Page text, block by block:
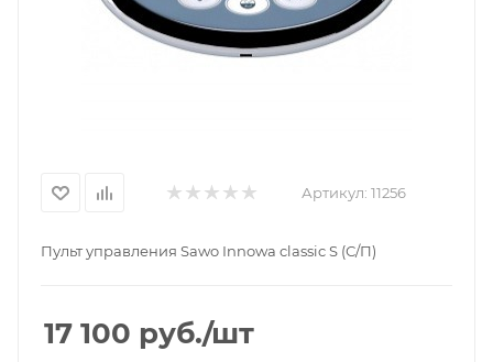
Артикул: 11256
Пульт управления Sawo Innowa classic S (С/П)
17 100 руб./шт